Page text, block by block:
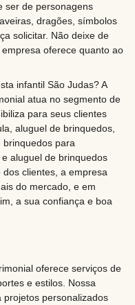
ser de personagens
dragões, símbolos
solicitar. Não deixe de
oferece quanto ao
infantil São Judas? A
atua no segmento de
para seus clientes
aluguel de brinquedos,
para
aluguel de brinquedos
clientes, a empresa
do mercado, e em
a sua confiança e boa
oferece serviços de
e estilos. Nossa
personalizados